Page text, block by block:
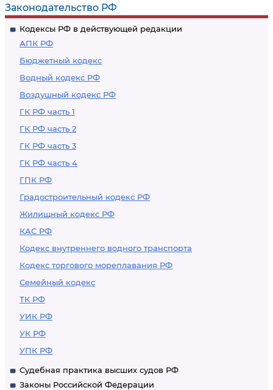
Законодательство РФ
Кодексы РФ в действующей редакции
АПК РФ
Бюджетный кодекс
Водный кодекс РФ
Воздушный кодекс РФ
ГК РФ часть 1
ГК РФ часть 2
ГК РФ часть 3
ГК РФ часть 4
ГПК РФ
Градостроительный кодекс РФ
Жилищный кодекс РФ
КАС РФ
Кодекс внутреннего водного транспорта
Кодекс торгового мореплавания РФ
Семейный кодекс
ТК РФ
УИК РФ
УК РФ
УПК РФ
Судебная практика высших судов РФ
Законы Российской Федерации